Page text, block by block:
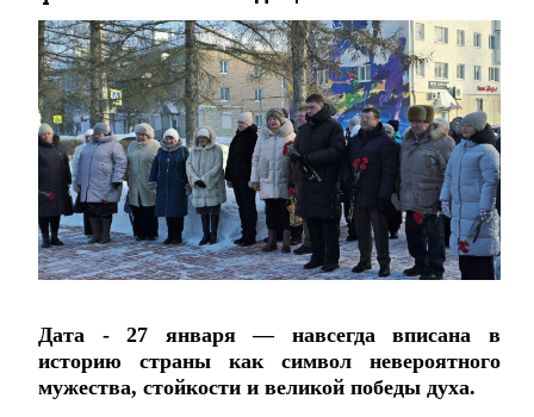
Дата - 27 января — навсегда вписана в
историю страны как символ невероятного
мужества, стойкости и великой победы духа.